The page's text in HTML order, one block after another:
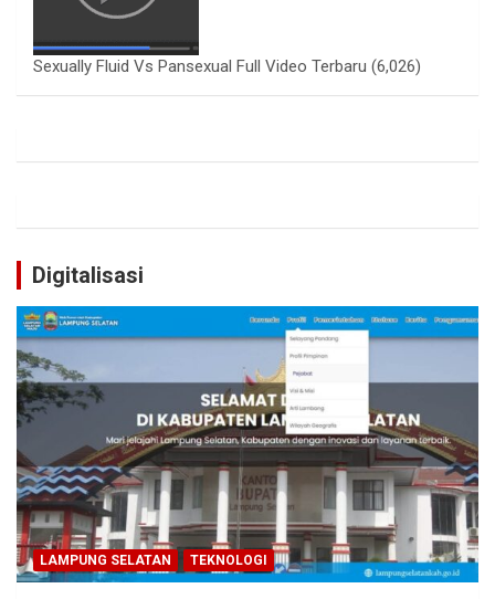
Sexually Fluid Vs Pansexual Full Video Terbaru (6,026)
Digitalisasi
LAMPUNG SELATAN TEKNOLOGI